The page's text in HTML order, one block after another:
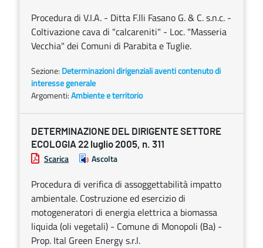
Procedura di V.I.A. - Ditta F.lli Fasano G. & C. s.n.c. -
Coltivazione cava di "calcareniti" - Loc. "Masseria
Vecchia" dei Comuni di Parabita e Tuglie.
Sezione: Determinazioni dirigenziali aventi contenuto di
interesse generale
Argomenti:Ambiente e territorio
DETERMINAZIONE DEL DIRIGENTE SETTORE
ECOLOGIA 22 luglio 2005, n. 311
Scarica Ascolta
Procedura di verifica di assoggettabilità impatto
ambientale. Costruzione ed esercizio di
motogeneratori di energia elettrica a biomassa
liquida (oli vegetali) - Comune di Monopoli (Ba) -
Prop. Ital Green Energy s.r.l.